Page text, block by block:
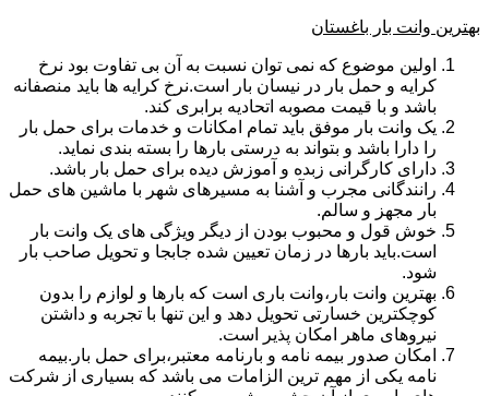
بهترین وانت بار باغستان
اولین موضوع که نمی توان نسبت به آن بی تفاوت بود نرخ
کرایه و حمل بار در نیسان بار است.نرخ کرایه ها باید منصفانه
باشد و با قیمت مصوبه اتحادیه برابری کند.
یک وانت بار موفق باید تمام امکانات و خدمات برای حمل بار
را دارا باشد و بتواند به درستی بارها را بسته بندی نماید.
دارای کارگرانی زبده و آموزش دیده برای حمل بار باشد.
رانندگانی مجرب و آشنا به مسیرهای شهر با ماشین های حمل
بار مجهز و سالم.
خوش قول و محبوب بودن از دیگر ویژگی های یک وانت بار
است.باید بارها در زمان تعیین شده جابجا و تحویل صاحب بار
شود.
بهترین وانت بار،وانت باری است که بارها و لوازم را بدون
کوچکترین خسارتی تحویل دهد و این تنها با تجربه و داشتن
نیروهای ماهر امکان پذیر است.
امکان صدور بیمه نامه و بارنامه معتبر،برای حمل بار.بیمه
نامه یکی از مهم ترین الزامات می باشد که بسیاری از شرکت